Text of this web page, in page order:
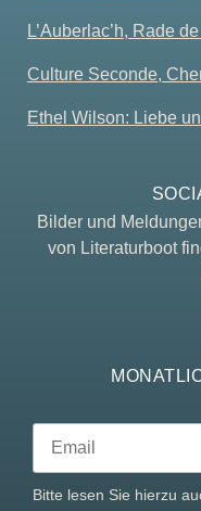
L’Auberlac’h, Rade
Culture Seconde,
Ethel Wilson: Liebe
Bilder und
von Literaturboot
Bitte lesen Sie hierzu